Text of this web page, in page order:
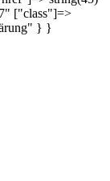
["class"]=>
} }